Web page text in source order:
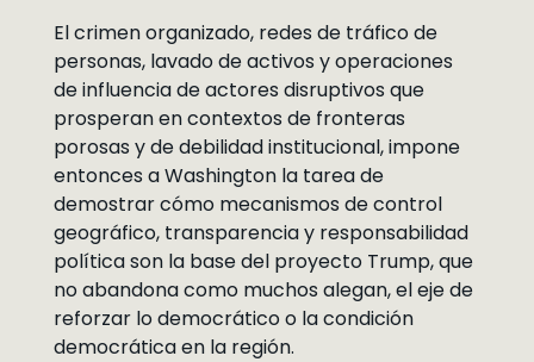
El crimen organizado, redes de tráfico de
personas, lavado de activos y operaciones
de influencia de actores disruptivos que
prosperan en contextos de fronteras
porosas y de debilidad institucional, impone
entonces a Washington la tarea de
demostrar cómo mecanismos de control
geográfico, transparencia y responsabilidad
política son la base del proyecto Trump, que
no abandona como muchos alegan, el eje de
reforzar lo democrático o la condición
democrática en la región.